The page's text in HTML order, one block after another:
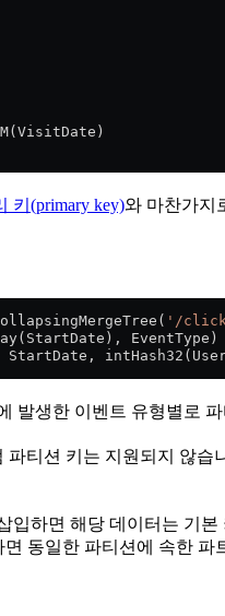
키(primary key)와 마찬가지
'/
EventType)
StartDate,
발생한 이벤트 유형별로
파티션 키는 지원되지 않습
입하면 해당 데이터는 기
면 동일한 파티션에 속한